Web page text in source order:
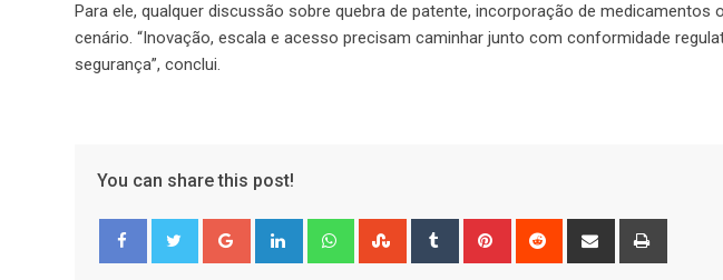
Para ele, qualquer discussão sobre quebra de patente, incorporação de
cenário. “Inovação, escala e acesso precisam caminhar junto com conformidade
segurança”, conclui.
You can share this post!
Google+ LinkedIn WhatsappStumbleUpon
Tumblr Pinterest Reddit
Share